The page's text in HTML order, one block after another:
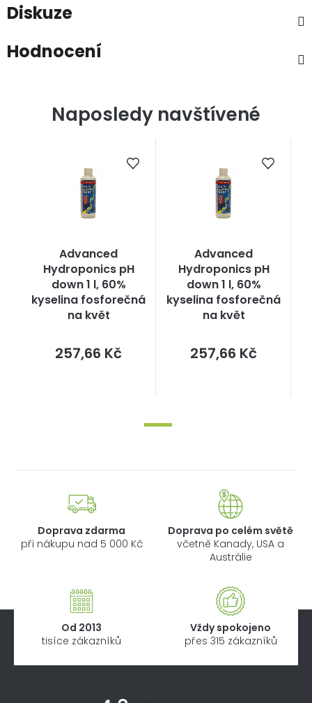
Diskuze
Hodnocení
Naposledy navštívené
Advanced
Hydroponics pH
down 1 l, 60%
kyselina fosforečná
na květ
257,66 Kčcena:
Advanced
Hydroponics pH
down 1 l, 60%
kyselina fosforečná
na květ
257,66 Kčcena:
Doprava zdarma
při nákupu nad 5 000 Kč
Doprava po celém světě
včetně Kanady, USA a
Austrálie
Od 2013
tisíce zákazníků
Vždy spokojeno
přes 315 zákazníků